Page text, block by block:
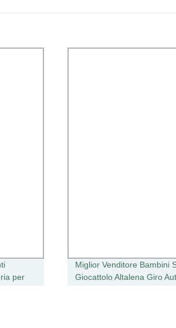
per
Miglior Venditore Bambini
Giocattolo Altalena Giro